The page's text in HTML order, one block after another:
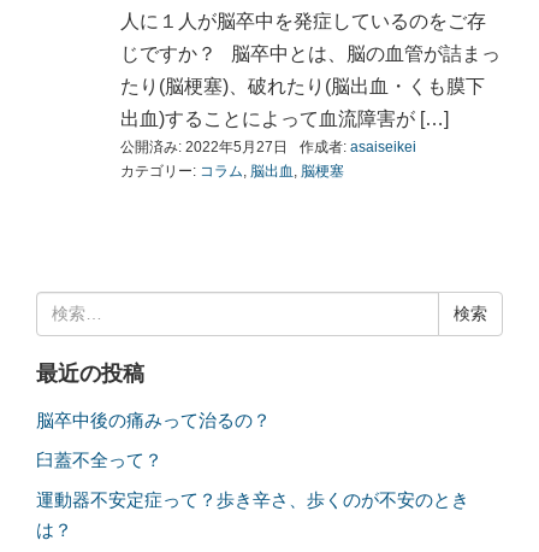
人に１人が脳卒中を発症しているのをご存
じですか？ 脳卒中とは、脳の血管が詰まっ
たり(脳梗塞)、破れたり(脳出血・くも膜下
出血)することによって血流障害が […]
公開済み: 2022年5月27日 作成者: asaiseikei
カテゴリー: コラム, 脳出血 , 脳梗塞
索:
最近の投稿
脳卒中後の痛みって治るの？
臼蓋不全って？
運動器不安定症って？歩き辛さ、歩くのが不安のとき
は？